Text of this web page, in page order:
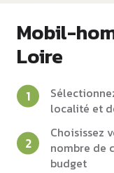
Mobil-
Loire
localité et
Choisissez
nombre de
budget